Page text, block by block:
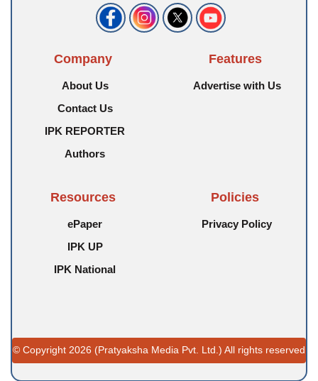
Company
About Us
Contact Us
IPK REPORTER
Authors
Features
Advertise with Us
Resources
ePaper
IPK UP
IPK National
Policies
Privacy Policy
© Copyright 2026 (Pratyaksha Media Pvt. Ltd.) All rights reserved